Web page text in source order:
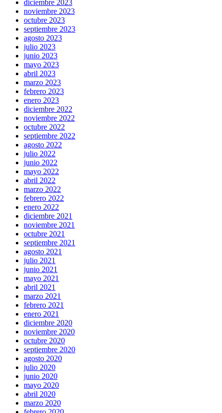
diciembre 2023
noviembre 2023
octubre 2023
septiembre 2023
agosto 2023
julio 2023
junio 2023
mayo 2023
abril 2023
marzo 2023
febrero 2023
enero 2023
diciembre 2022
noviembre 2022
octubre 2022
septiembre 2022
agosto 2022
julio 2022
junio 2022
mayo 2022
abril 2022
marzo 2022
febrero 2022
enero 2022
diciembre 2021
noviembre 2021
octubre 2021
septiembre 2021
agosto 2021
julio 2021
junio 2021
mayo 2021
abril 2021
marzo 2021
febrero 2021
enero 2021
diciembre 2020
noviembre 2020
octubre 2020
septiembre 2020
agosto 2020
julio 2020
junio 2020
mayo 2020
abril 2020
marzo 2020